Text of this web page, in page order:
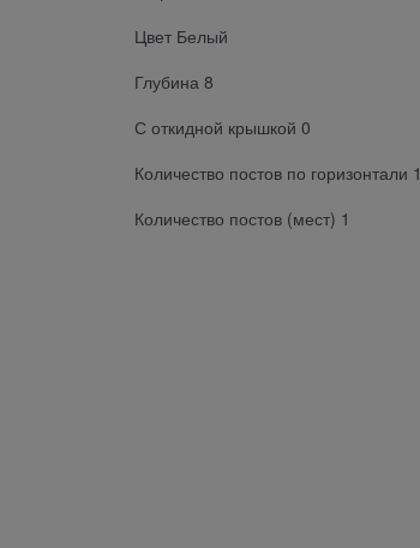
Цвет Белый
Глубина 8
С откидной крышкой 0
Количество постов по горизонтали 1
Количество постов (мест) 1